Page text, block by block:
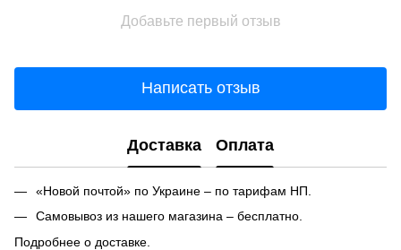
Добавьте первый отзыв
Написать отзыв
Доставка Оплата
«Новой почтой» по Украине – по тарифам НП.
Самовывоз из нашего магазина – бесплатно.
Подробнее о доставке.